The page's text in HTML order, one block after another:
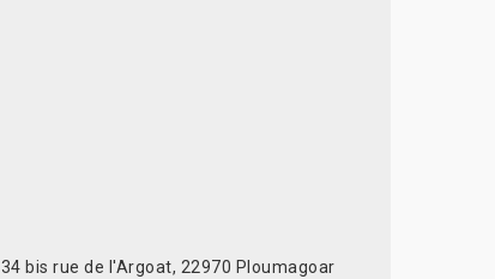
34 bis rue de l'Argoat, 22970 Ploumagoar